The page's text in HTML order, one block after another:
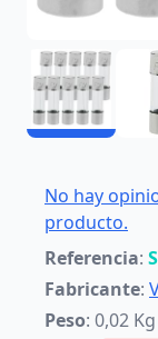
No hay
producto.
Referencia:
Fabricante:
Peso: 0,02 Kg